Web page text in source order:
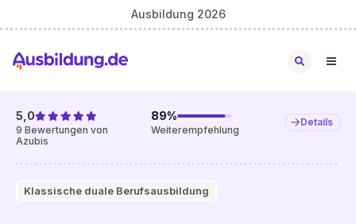
Ausbildung 2026
Klassische duale Berufsausbildung
5,0
9 Bewertungen von
Azubis
89%
Weiterempfehlung
Details